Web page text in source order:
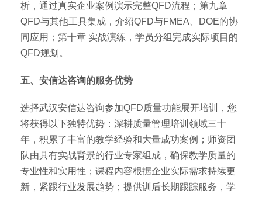
析，通过真实企业案例演示完整QFD流程；第九章
QFD与其他工具集成，介绍QFD与FMEA、DOE的协
同应用；第十章 实战演练，学员分组完成实际项目的
QFD规划。
五、安信达咨询的服务优势
选择武汉安信达咨询参加QFD质量功能展开培训，您
将获得以下独特优势：深耕质量管理培训领域三十
年，积累了丰富的教学经验和大量成功案例；师资团
队由具有实战背景的行业专家组成，确保教学质量的
专业性和实用性；课程内容根据企业实际需求持续更
新，紧跟行业发展趋势；提供训后长期跟踪服务，学